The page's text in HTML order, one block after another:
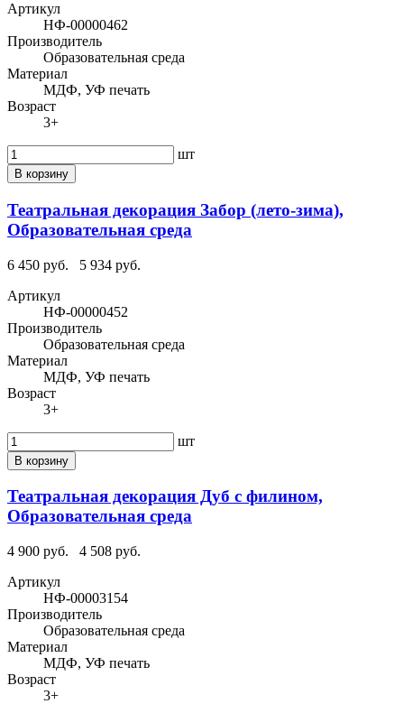
Артикул
НФ-00000462
Производитель
Образовательная среда
Материал
МДФ, УФ печать
Возраст
3+
шт
В корзину
Театральная декорация Забор (лето-зима),
Образовательная среда
6 450 руб.
5 934 руб.
Артикул
НФ-00000452
Производитель
Образовательная среда
Материал
МДФ, УФ печать
Возраст
3+
шт
В корзину
Театральная декорация Дуб с филином,
Образовательная среда
4 900 руб.
4 508 руб.
Артикул
НФ-00003154
Производитель
Образовательная среда
Материал
МДФ, УФ печать
Возраст
3+